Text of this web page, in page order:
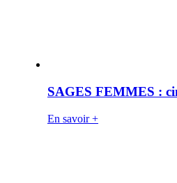
SAGES FEMMES :
En savoir +